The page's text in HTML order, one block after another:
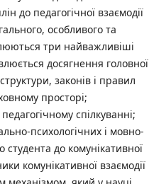
до педагогічної взаємодії
особливого та
три найважливіші
досягнення головної
законів і правил
просторі;
спілкуванні;
психологічних і мовно-
студента до комунікативної
комунікативної взаємодії